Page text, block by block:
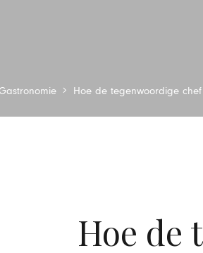
Hoe de tegenwoordige
Hoe de